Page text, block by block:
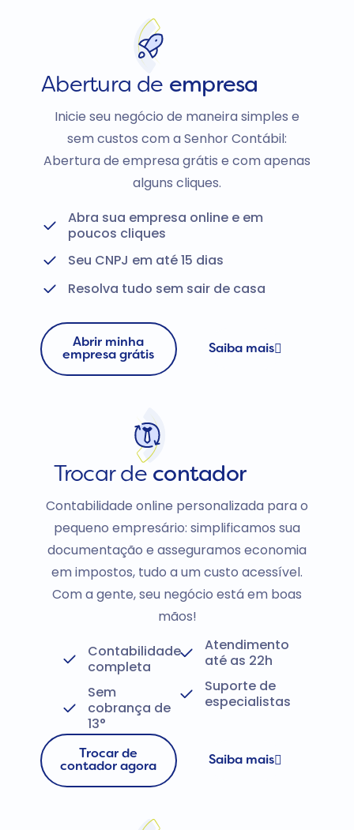
Abertura de empresa
Inicie seu negócio de maneira simples e
sem custos com a Senhor Contábil:
Abertura de empresa grátis e com apenas
alguns cliques.
Abra sua empresa online e em
poucos cliques
Seu CNPJ em até 15 dias
Resolva tudo sem sair de casa
Abrir minha
empresa grátis
Saiba mais
Trocar de contador
Contabilidade online personalizada para o
pequeno empresário: simplificamos sua
documentação e asseguramos economia
em impostos, tudo a um custo acessível.
Com a gente, seu negócio está em boas
mãos!
Contabilidade
completa
Sem
cobrança de
13°
Atendimento
até as 22h
Suporte de
especialistas
Trocar de
contador agora
Saiba mais